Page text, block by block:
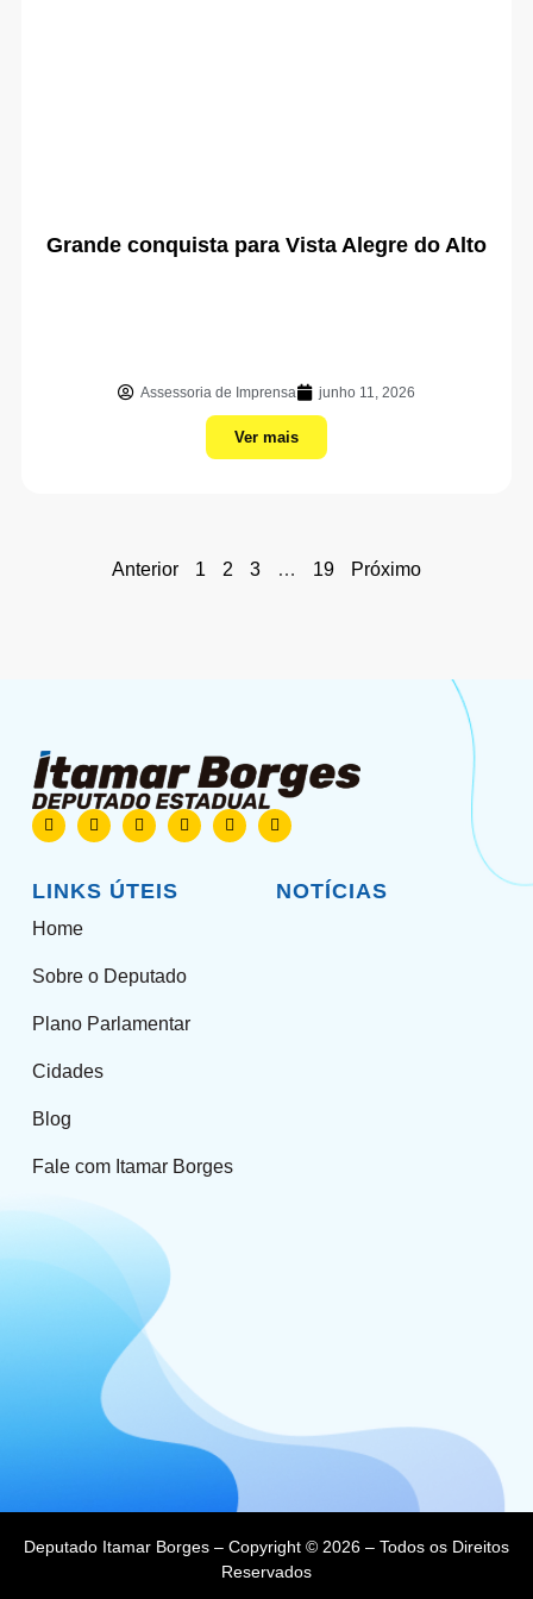
Grande conquista para Vista Alegre do Alto
Assessoria de Imprensa junho 11, 2026
Ver mais
Anterior 1 2 3 … 19 Próximo
LINKS ÚTEIS
Home
Sobre o Deputado
Plano Parlamentar
Cidades
Blog
Fale com Itamar Borges
NOTÍCIAS
Deputado Itamar Borges – Copyright © 2026 – Todos os Direitos
Reservados